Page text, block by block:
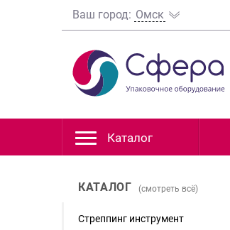
Ваш город: Омск
Каталог
КАТАЛОГ (смотреть всё)
Стреппинг инструмент